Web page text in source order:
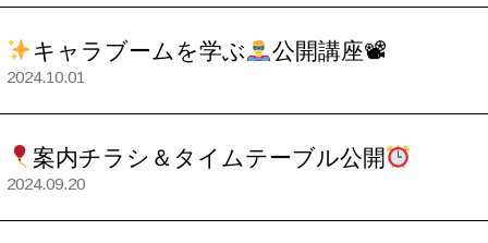
キャラブームを学ぶ 公開講座📽
2024.10.01
案内チラシ＆タイムテーブル公開
2024.09.20